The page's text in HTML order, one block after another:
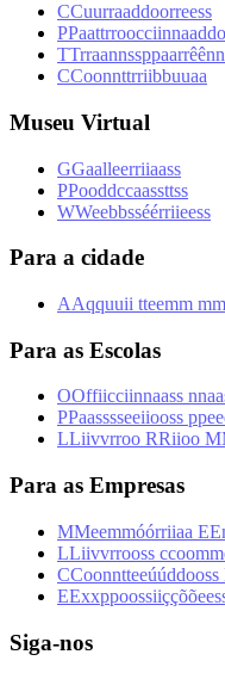
CCuurraaddoorreess
PPaattrroocciinnaaddo
TTrraannssppaarrêênn
CCoonnttrriibbuuaa
Museu Virtual
GGaalleerriiaass
PPooddccaassttss
WWeebbsséérriieess
Para a cidade
AAqquuii tteemm mm
Para as Escolas
OOffiicciinnaass nnaa
PPaasssseeiiooss ppee
LLiivvrroo RRiioo M
Para as Empresas
MMeemmóórriiaa EE
LLiivvrrooss ccoomm
CCoonntteeúúddooss
EExxppoossiiççõõees
Siga-nos